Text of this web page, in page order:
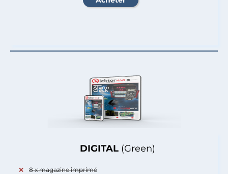
DIGITAL (Green)
8 x magazine imprimé